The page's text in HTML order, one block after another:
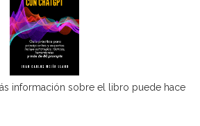
información sobre el libro puede hace